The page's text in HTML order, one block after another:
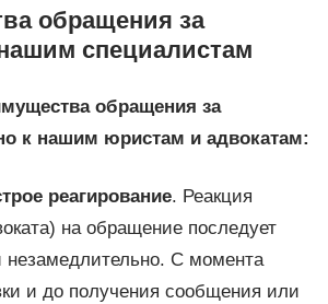
обращения за
специалистам
обращения за
к нашим юристам и адвокатам:
реагирование. Реакция
на обращение последует
незамедлительно. С момента
и до получения сообщения или